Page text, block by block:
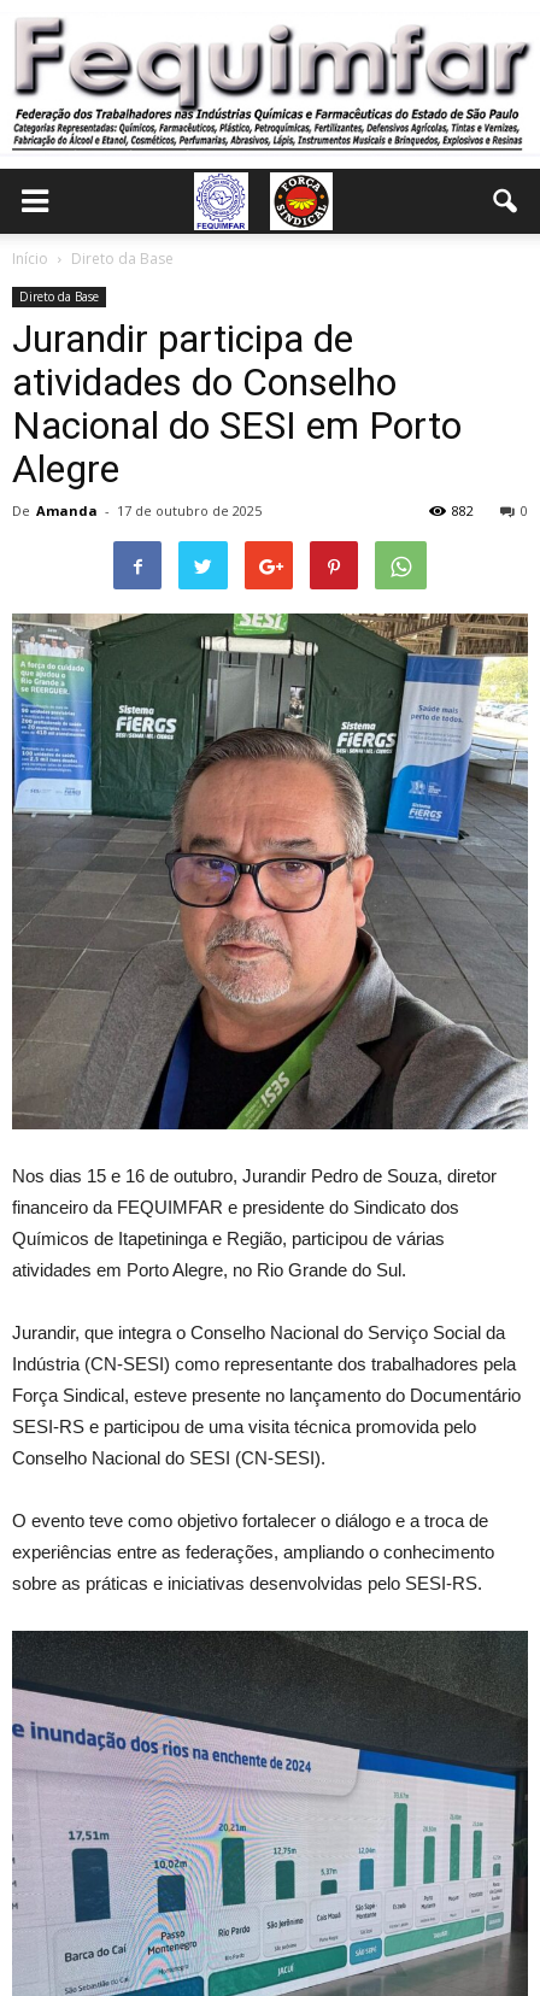
Início Direto da Base
Direto da Base
Jurandir participa de
atividades do Conselho
Nacional do SESI em Porto
Alegre
De Amanda - 17 de outubro de 2025 0
882
Nos dias 15 e 16 de outubro, Jurandir Pedro de Souza, diretor
financeiro da FEQUIMFAR e presidente do Sindicato dos
Químicos de Itapetininga e Região, participou de várias
atividades em Porto Alegre, no Rio Grande do Sul.
Jurandir, que integra o Conselho Nacional do Serviço Social da
Indústria (CN-SESI) como representante dos trabalhadores pela
Força Sindical, esteve presente no lançamento do Documentário
SESI-RS e participou de uma visita técnica promovida pelo
Conselho Nacional do SESI (CN-SESI).
O evento teve como objetivo fortalecer o diálogo e a troca de
experiências entre as federações, ampliando o conhecimento
sobre as práticas e iniciativas desenvolvidas pelo SESI-RS.